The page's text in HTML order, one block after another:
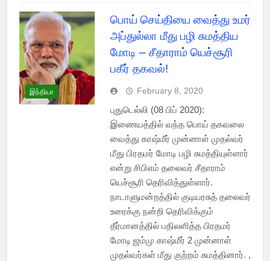
இந்தியா
பொய் செய்தியை வைத்து உமர்
அப்துல்லா மீது பழி சுமத்திய
மோடி – சீதாராம் யெச்சூரி
பகீர் தகவல்!
February 8, 2020
புதுடெல்லி (08 பிப் 2020):
இணையத்தில் வந்த பொய் தகவலை
வைத்து காஷ்மீர் முன்னாள் முதல்வர்
மீது பிரதமர் மோடி பழி சுமத்தியுள்ளார்
என்று சிபிஎம் தலைவர் சீதாராம்
யெச்சூரி தெரிவித்துள்ளார்.
நாடாளுமன்றத்தில் குடியரசுத் தலைவர்
உரைக்கு நன்றி தெரிவிக்கும்
தீர்மானத்தில் பதிலளித்த பிரதமர்
மோடி ஜம்மு காஷ்மீர் 2 முன்னாள்
முதல்வர்கள் மீது குற்றம் சுமத்தினார். ,